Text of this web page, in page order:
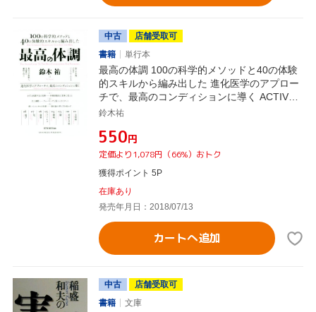
中古
店舗受取可
書籍
単行本
最高の体調 100の科学的メソッドと40の体験
的スキルから編み出した 進化医学のアプロー
チで、最高のコンディションに導く ACTIVE
HEALTH001
鈴木祐
¥550円
定価より1,078円（66%）おトク
獲得ポイント 5P
在庫あり
発売年月日：2018/07/13
カートへ追加
中古
店舗受取可
書籍
文庫